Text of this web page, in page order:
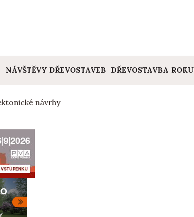
NÁVŠTĚVY DŘEVOSTAVEB DŘEVOSTAVBA ROKU
návrhy